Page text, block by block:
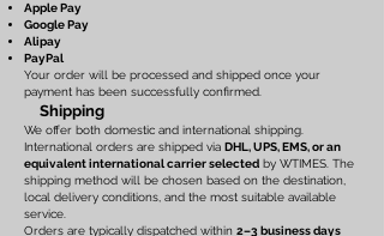
Apple Pay
Google Pay
Alipay
PayPal
Your order will be processed and shipped once your
payment has been successfully confirmed.
Shipping
We offer both domestic and international shipping.
International orders are shipped via DHL, UPS, EMS, or an
equivalent international carrier selected by WTIMES. The
shipping method will be chosen based on the destination,
local delivery conditions, and the most suitable available
service.
Orders are typically dispatched within 2–3 business days